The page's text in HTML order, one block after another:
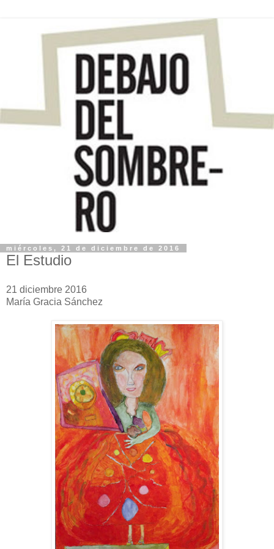
miércoles, 21 de diciembre de 2016
El Estudio
21 diciembre 2016
María Gracia Sánchez